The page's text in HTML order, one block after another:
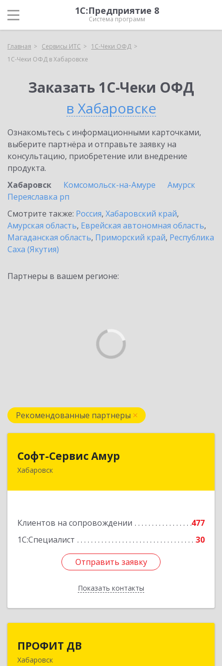
1С:Предприятие 8
Система программ
Главная Сервисы ИТС
1С-Чеки ОФД
1С-Чеки ОФД в Хабаровске
Заказать 1С-Чеки ОФД
в Хабаровске
Ознакомьтесь с информационными карточками,
выберите партнёра и отправьте заявку на
консультацию, приобретение или внедрение
продукта.
Хабаровск
Комсомольск-на-Амуре
Амурск
Переяславка рп
Смотрите также: Россия, Хабаровский край,
Амурская область, Еврейская автономная область,
Магаданская область, Приморский край, Республика
Саха (Якутия)
Партнеры в вашем регионе:
Рекомендованные партнеры
Софт-Сервис Амур
Хабаровск
Клиентов на сопровождении
477
1С:Специалист
30
Отправить заявку
Показать контакты
680000, Хабаровский край, Хабаровск г,
Отправить заявку
Назад
ПРОФИТ ДВ
Хабаровск680000, Хабаровский край, Хабаровск г,